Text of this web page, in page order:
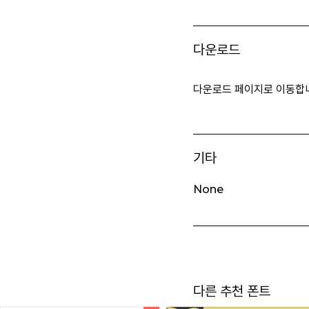
다운로드
다운로드 페이지로 이동합
기타
None
다른 추천 폰트